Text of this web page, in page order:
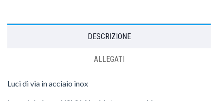
DESCRIZIONE
ALLEGATI
Luci di via in acciaio inox